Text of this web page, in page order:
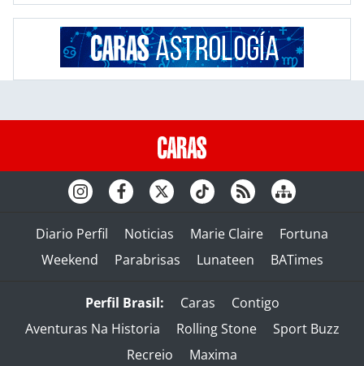
Diario Perfil Noticias Marie Claire
Fortuna
Weekend
Parabrisas Lunateen BATimes
Perfil Brasil: Caras
Contigo
Aventuras Na Historia
Rolling Stone
Sport Buzz
Recreio
Maxima